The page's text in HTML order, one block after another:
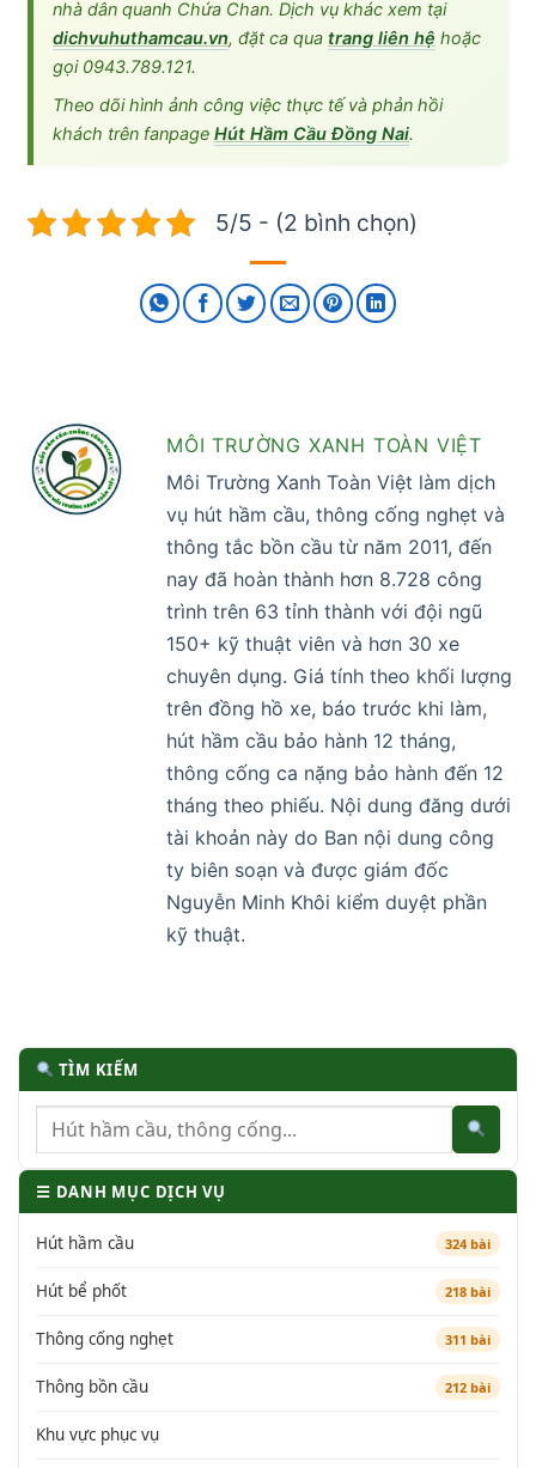
nhà dân quanh Chứa Chan. Dịch vụ khác xem tại
dichvuhuthamcau.vn, đặt ca qua trang liên hệ hoặc
gọi 0943.789.121.
Theo dõi hình ảnh công việc thực tế và phản hồi
khách trên fanpage Hút Hầm Cầu Đồng Nai.
5/5 - (2 bình chọn)
MÔI TRƯỜNG XANH TOÀN VIỆT
Môi Trường Xanh Toàn Việt làm dịch
vụ hút hầm cầu, thông cống nghẹt và
thông tắc bồn cầu từ năm 2011, đến
nay đã hoàn thành hơn 8.728 công
trình trên 63 tỉnh thành với đội ngũ
150+ kỹ thuật viên và hơn 30 xe
chuyên dụng. Giá tính theo khối lượng
trên đồng hồ xe, báo trước khi làm,
hút hầm cầu bảo hành 12 tháng,
thông cống ca nặng bảo hành đến 12
tháng theo phiếu. Nội dung đăng dưới
tài khoản này do Ban nội dung công
ty biên soạn và được giám đốc
Nguyễn Minh Khôi kiểm duyệt phần
kỹ thuật.
TÌM KIẾM
☰ DANH MỤC DỊCH VỤ
Hút hầm cầu 324 bài
Hút bể phốt 218 bài
Thông cống nghẹt 311 bài
Thông bồn cầu 212 bài
Khu vực phục vụ